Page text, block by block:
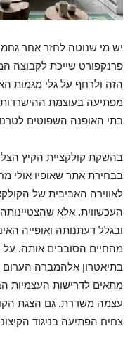
יש מי שנוטה לחזר אחר
פרנקפורט שייכת לקבוצה
הזה ולרחף על גלי מגמות
מפתיעה בעוצמת
בתי האופנה השפוטים
בהשקת קולקציית הקיץ
בבחירת אתר שאופיו אולי
לאווירה האביבית של
העכשווית. אלא
ובגלל דעתנותה ואופייה
מהחיים הסובבים אותה. על
בתיאטרון אלהמברה הערום
מתאים לדרישות העצמיות
עצמה משדרת. גם הצגת
צחיח הפתיעה בניגוד